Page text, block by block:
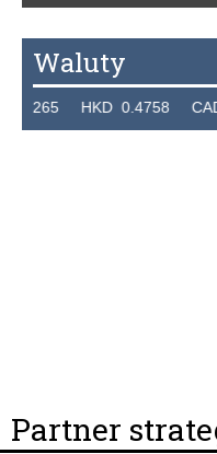
Waluty
0.4758 CAD
Partner